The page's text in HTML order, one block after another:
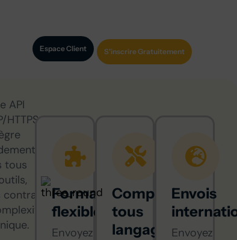
Espace Client S'inscrire Gratuitement
API
HTTPS
tous
contrat
Formats
flexibles
Envoyez
Compatible
tous
langages
Envois
Envoyez